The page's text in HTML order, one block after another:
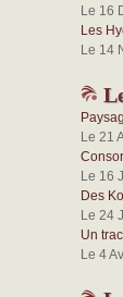
Le 16
Les
Le 14
Le 21
Le 16
Des
Le 24
Un
Le 4